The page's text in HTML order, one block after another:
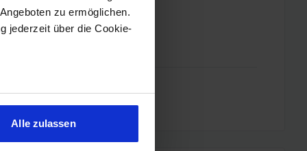
zu ermöglichen.
jederzeit über die Cookie-
können
Präferenzen im
Alle zulassen